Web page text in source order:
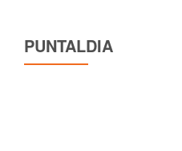
PUNTALDIA